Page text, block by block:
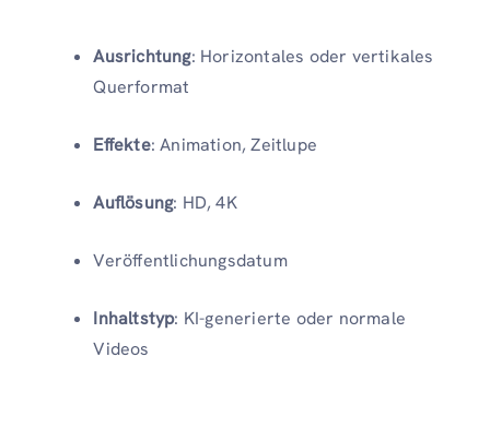
Ausrichtung: Horizontales oder vertikales
Querformat
Effekte: Animation, Zeitlupe
Auflösung: HD, 4K
Veröffentlichungsdatum
Inhaltstyp: KI-generierte oder normale
Videos